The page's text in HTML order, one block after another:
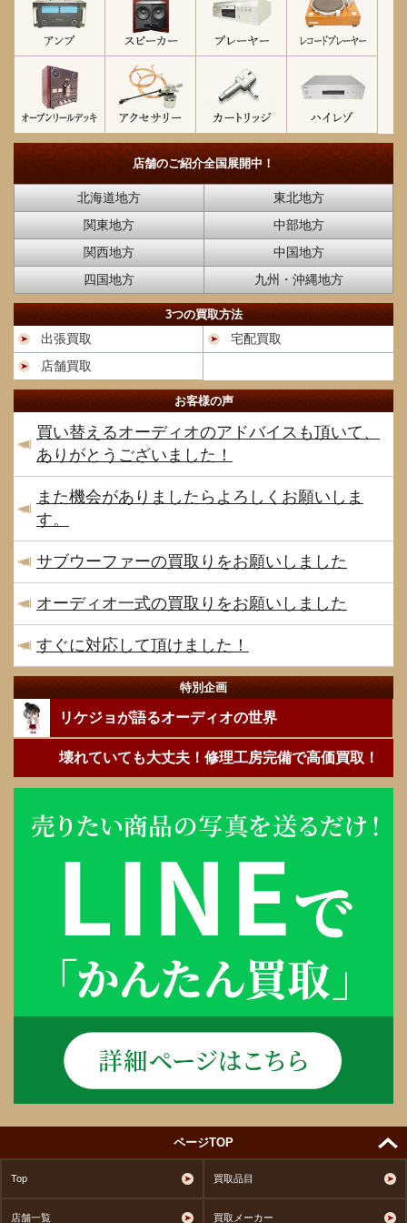
店舗のご紹介全国展開中！
北海道地方
東北地方
関東地方
中部地方
関西地方
中国地方
四国地方
九州・沖縄地方
3つの買取方法
出張買取
宅配買取
店舗買取
お客様の声
買い替えるオーディオのアドバイスも頂いて、
ありがとうございました！
また機会がありましたらよろしくお願いしま
す。
サブウーファーの買取りをお願いしました
オーディオ一式の買取りをお願いしました
すぐに対応して頂けました！
特別企画
リケジョが語るオーディオの世界
壊れていても大丈夫！修理工房完備で高価買取！
ページTOP
Top 買取品目
店舗一覧 買取メーカー